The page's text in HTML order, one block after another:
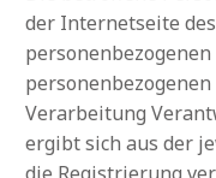
der Internetseite des
Verarbeitung
ergibt sich aus der